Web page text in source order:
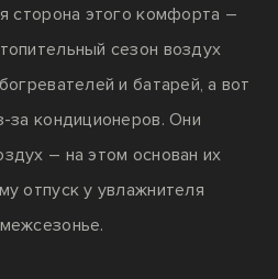
сторона этого комфорта –
сезон воздух
и батарей, а вот
за кондиционеров. Они
– на этом основан их
отпуск у увлажнителя